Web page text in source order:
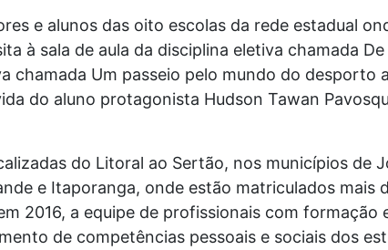
e alunos das oito escolas da rede estadual
à sala de aula da disciplina eletiva chamada
chamada Um passeio pelo mundo do
do aluno protagonista Hudson Tawan
do Litoral ao Sertão, nos municípios de
e Itaporanga, onde estão matriculados mais
2016, a equipe de profissionais com
de competências pessoais e sociais dos